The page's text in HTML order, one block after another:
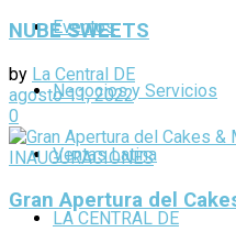
Eventos
Negocios y Servicios
Ventas Latina
LA CENTRAL DE
NUBE SWEETS
by La Central DE
agosto 11, 2022
0
INAUGURACIONES
Gran Apertura del